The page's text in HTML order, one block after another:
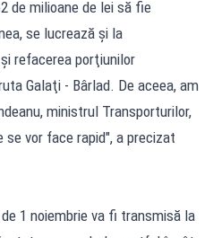
de milioane de lei să fie
se lucrează şi la
refacerea porţiunilor
Galaţi - Bârlad. De aceea, am
ministrul Transporturilor,
vor face rapid", a precizat
1 noiembrie va fi transmisă la